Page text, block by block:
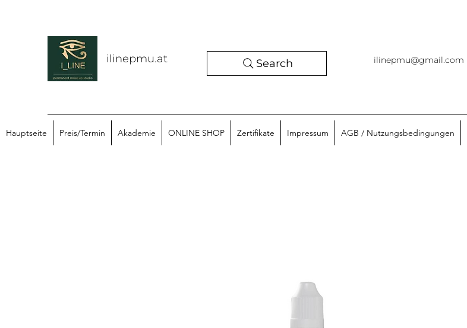
ilinepmu.at Search ilinepmu@gmail.com
Hauptseite Preis/Termin Akademie ONLINE SHOP Zertifikate Impressum AGB / Nutzungsbedingungen